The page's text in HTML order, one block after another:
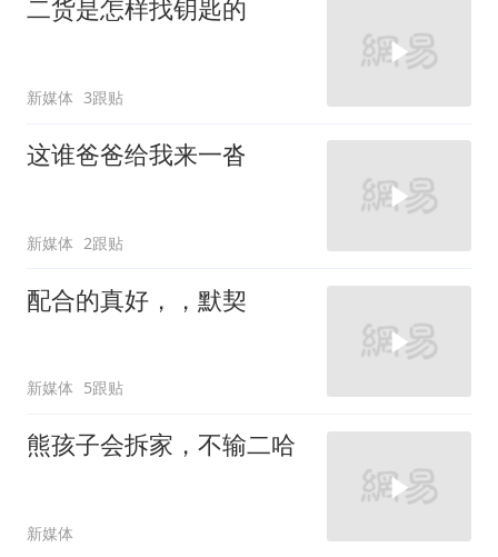
二货是怎样找钥匙的
新媒体 3跟贴
这谁爸爸给我来一沓
新媒体 2跟贴
配合的真好，，默契
新媒体 5跟贴
熊孩子会拆家，不输二哈
新媒体